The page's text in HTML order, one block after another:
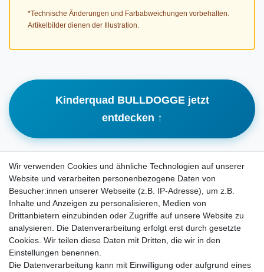
*Technische Änderungen und Farbabweichungen vorbehalten.
Artikelbilder dienen der Illustration.
Kinderquad BULLDOGGE jetzt
entdecken ↑
Rechtliches
Widerrufsrecht
Datenschutzerklärung
Wir verwenden Cookies und ähnliche Technologien auf unserer
Website und verarbeiten personenbezogene Daten von
Besucher:innen unserer Webseite (z.B. IP-Adresse), um z.B.
Inhalte und Anzeigen zu personalisieren, Medien von
Drittanbietern einzubinden oder Zugriffe auf unsere Website zu
analysieren. Die Datenverarbeitung erfolgt erst durch gesetzte
Cookies. Wir teilen diese Daten mit Dritten, die wir in den
Einstellungen benennen.
Die Datenverarbeitung kann mit Einwilligung oder aufgrund eines